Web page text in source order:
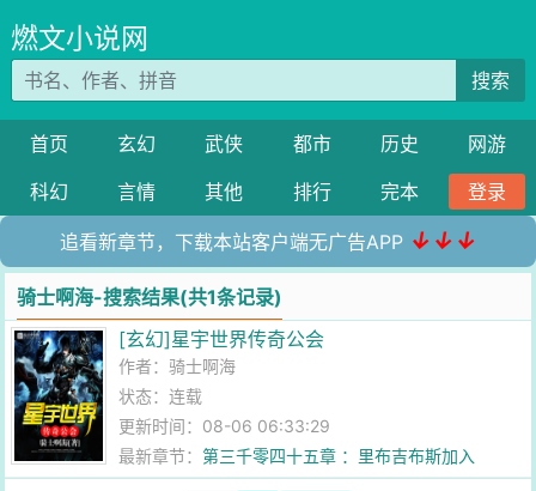
燃文小说网
搜索
首页 玄幻 武侠 都市 历史
网游
科幻
言情 其他 排行 完本 登录
追看新章节，下载本站客户端无广告APP ↓↓↓
骑士啊海-搜索结果(共1条记录)
[玄幻]星宇世界传奇公会
作者： 骑士啊海
状态：连载
更新时间：08-06 06:33:29
最新章节：第三千零四十五章 ：里布吉布斯加入